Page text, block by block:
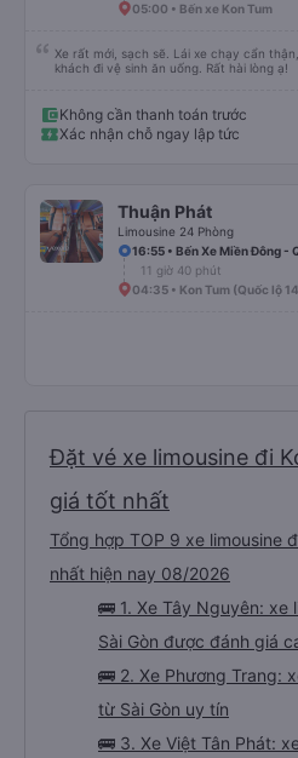
05:00 • Bến xe Kon Tum
Xe rất mới, sạch sẽ. Lái xe chạy cẩn
khách đi vệ sinh ăn uống. Rất hài lòng ạ!
Không cần thanh toán trước
Xác nhận chỗ ngay lập tức
Thuận Phát
Limousine 24 Phòng
16:55 • Bến Xe Miền Đông -
11 giờ 40 phút
04:35 • Kon Tum (Quốc lộ
Đặt vé xe limousine đi
giá tốt nhất
Tổng hợp TOP 9 xe limousine
nhất hiện nay 08/2026
🚌 1. Xe Tây Nguyên: xe
Sài Gòn được đánh giá
🚌 2. Xe Phương Trang:
từ Sài Gòn uy tín
🚌 3. Xe Việt Tân Phát: